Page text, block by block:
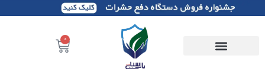
0